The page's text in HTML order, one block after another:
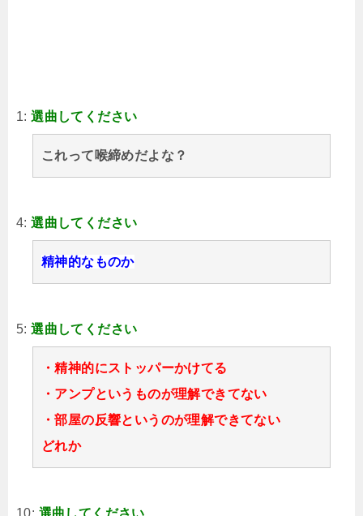
1:選曲してください
これって喉締めだよな？
4:選曲してください
精神的なものか
5:選曲してください
・精神的にストッパーかけてる
・アンプというものが理解できてない
・部屋の反響というのが理解できてない
どれか
10: 選曲してください